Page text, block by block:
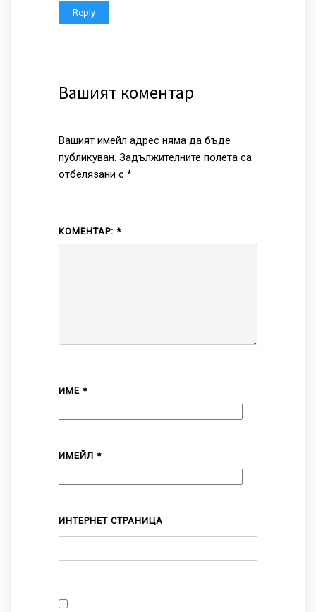
Reply
Вашият коментар
Вашият имейл адрес няма да бъде
публикуван. Задължителните полета са
отбелязани с *
КОМЕНТАР: *
ИМЕ *
ИМЕЙЛ *
ИНТЕРНЕТ СТРАНИЦА